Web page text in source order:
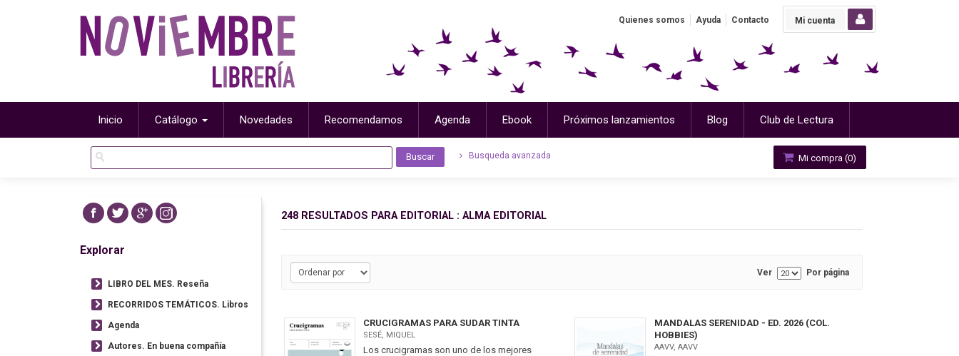
Mi cuenta
Quienes somos Ayuda Contacto
Inicio Catálogo Novedades Recomendamos Agenda Ebook Próximos lanzamientos Blog Club de Lectura
Busqueda avanzada Mi compra (0)
248 RESULTADOS PARA EDITORIAL : ALMA EDITORIAL
Ver Por página
CRUCIGRAMAS PARA SUDAR TINTA
SESÉ, MIQUEL
Los crucigramas son uno de los mejores
MANDALAS SERENIDAD - ED. 2026 (COL.
HOBBIES)
AAVV, AAVV
Explorar
LIBRO DEL MES. Reseña
RECORRIDOS TEMÁTICOS. Libros
Agenda
Autores. En buena compañía